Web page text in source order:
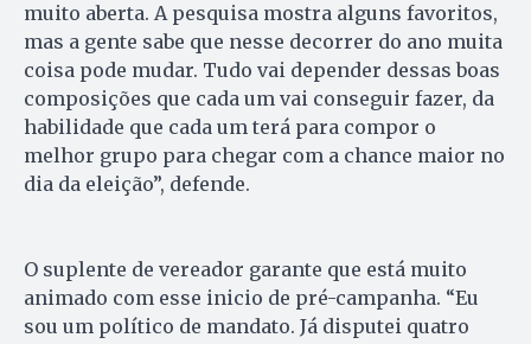
muito aberta. A pesquisa mostra alguns favoritos,
mas a gente sabe que nesse decorrer do ano muita
coisa pode mudar. Tudo vai depender dessas boas
composições que cada um vai conseguir fazer, da
habilidade que cada um terá para compor o
melhor grupo para chegar com a chance maior no
dia da eleição”, defende.
O suplente de vereador garante que está muito
animado com esse inicio de pré-campanha. “Eu
sou um político de mandato. Já disputei quatro